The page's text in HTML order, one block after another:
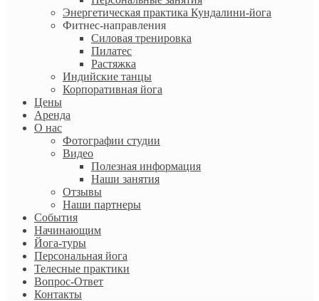
Энергетическая практика Кундалини-йога
Фитнес-направления
Силовая тренировка
Пилатес
Растяжка
Индийские танцы
Корпоративная йога
Цены
Аренда
О нас
Фотографии студии
Видео
Полезная информация
Наши занятия
Отзывы
Наши партнеры
События
Начинающим
Йога-туры
Персональная йога
Телесные практики
Вопрос-Ответ
Контакты